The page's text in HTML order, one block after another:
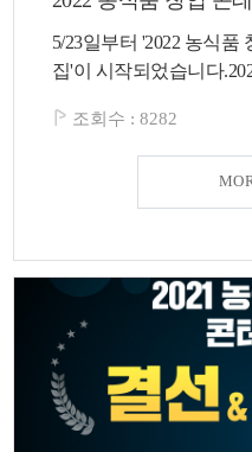
5/23일부터 '2022 농식품
집'이 시작되었습니다
조회수 : 8282